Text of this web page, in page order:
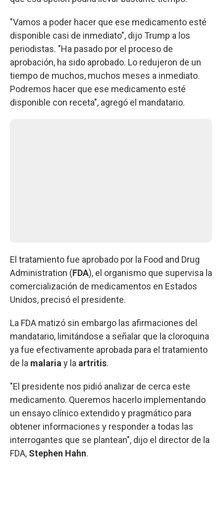
"Vamos a poder hacer que ese medicamento esté
disponible casi de inmediato", dijo Trump a los
periodistas. "Ha pasado por el proceso de
aprobación, ha sido aprobado. Lo redujeron de un
tiempo de muchos, muchos meses a inmediato.
Podremos hacer que ese medicamento esté
disponible con receta", agregó el mandatario.
El tratamiento fue aprobado por la Food and Drug
Administration (FDA), el organismo que supervisa la
comercialización de medicamentos en Estados
Unidos, precisó el presidente.
La FDA matizó sin embargo las afirmaciones del
mandatario, limitándose a señalar que la cloroquina
ya fue efectivamente aprobada para el tratamiento
de la malaria y la artritis.
"El presidente nos pidió analizar de cerca este
medicamento. Queremos hacerlo implementando
un ensayo clínico extendido y pragmático para
obtener informaciones y responder a todas las
interrogantes que se plantean", dijo el director de la
FDA, Stephen Hahn.